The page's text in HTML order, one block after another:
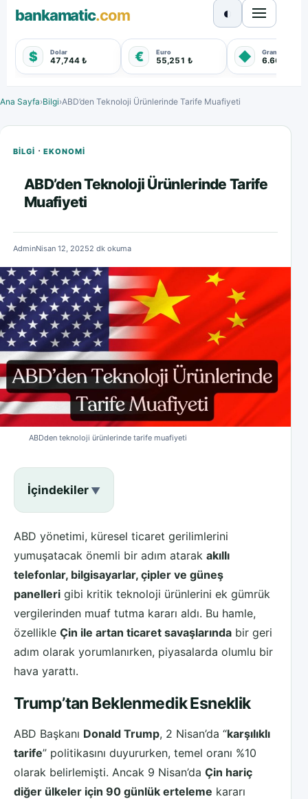
bankamatic.com
$ Dolar
47,744 ₺ € Euro
55,251 ₺ ◆ Gram Altın
6.660,550
◐
Ana Sayfa›Bilgi›ABD’den Teknoloji Ürünlerinde Tarife Muafiyeti
BILGI · EKONOMI
ABD’den Teknoloji Ürünlerinde Tarife
Muafiyeti
AdminNisan 12, 20252 dk okuma
ABDden teknoloji ürünlerinde tarife muafiyeti
İçindekiler
ABD yönetimi, küresel ticaret gerilimlerini
yumuşatacak önemli bir adım atarak akıllı
telefonlar, bilgisayarlar, çipler ve güneş
panelleri gibi kritik teknoloji ürünlerini ek gümrük
vergilerinden muaf tutma kararı aldı. Bu hamle,
özellikle Çin ile artan ticaret savaşlarında bir geri
adım olarak yorumlanırken, piyasalarda olumlu bir
hava yarattı.
Trump’tan Beklenmedik Esneklik
ABD Başkanı Donald Trump, 2 Nisan’da “karşılıklı
tarife” politikasını duyururken, temel oranı %10
olarak belirlemişti. Ancak 9 Nisan’da Çin hariç
diğer ülkeler için 90 günlük erteleme kararı